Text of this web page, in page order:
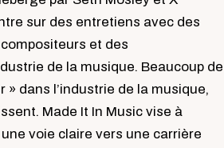
sur des entretiens avec des
et des
de la musique. Beaucoup de
» dans l’industrie de la musique,
Made It In Music vise à
voie claire vers une carrière